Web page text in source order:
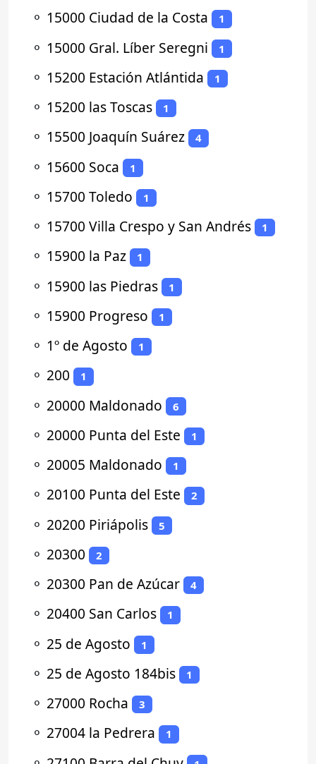
⚬ 15000 Ciudad de la Costa 1
⚬ 15000 Gral. Líber Seregni 1
⚬ 15200 Estación Atlántida 1
⚬ 15200 las Toscas 1
⚬ 15500 Joaquín Suárez 4
⚬ 15600 Soca 1
⚬ 15700 Toledo 1
⚬ 15700 Villa Crespo y San Andrés 1
⚬ 15900 la Paz 1
⚬ 15900 las Piedras 1
⚬ 15900 Progreso 1
⚬ 1º de Agosto 1
⚬ 200 1
⚬ 20000 Maldonado 6
⚬ 20000 Punta del Este 1
⚬ 20005 Maldonado 1
⚬ 20100 Punta del Este 2
⚬ 20200 Piriápolis 5
⚬ 20300 2
⚬ 20300 Pan de Azúcar 4
⚬ 20400 San Carlos 1
⚬ 25 de Agosto 1
⚬ 25 de Agosto 184bis 1
⚬ 27000 Rocha 3
⚬ 27004 la Pedrera 1